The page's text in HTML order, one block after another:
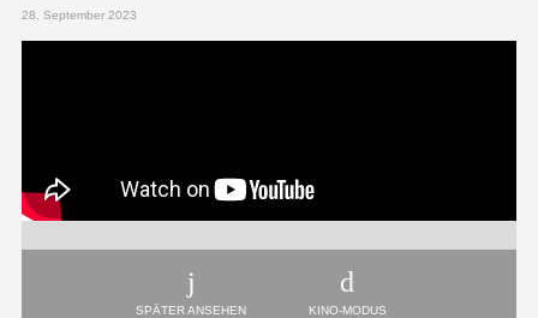
28. September 2023
SPÄTER ANSEHEN KINO-MODUS